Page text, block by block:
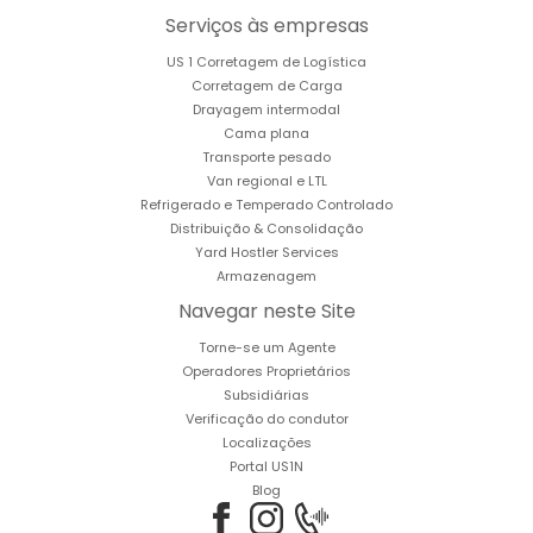
Serviços às empresas
US 1 Corretagem de Logística
Corretagem de Carga
Drayagem intermodal
Cama plana
Transporte pesado
Van regional e LTL
Refrigerado e Temperado Controlado
Distribuição & Consolidação
Yard Hostler Services
Armazenagem
Navegar neste Site
Torne-se um Agente
Operadores Proprietários
Subsidiárias
Verificação do condutor
Localizações
Portal US1N
Blog